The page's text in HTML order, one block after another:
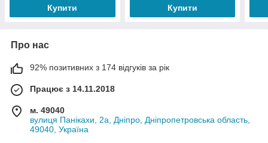
Купити Купити
Про нас
92% позитивних з 174 відгуків за рік
Працює з 14.11.2018
м. 49040
вулиця Панікахи, 2а, Дніпро, Дніпропетровська область,
49040, Україна